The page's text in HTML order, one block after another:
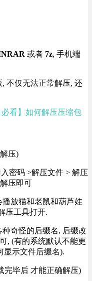
或者 7z, 手机端
不仅无法正常解压, 还
必看】如何解压压缩包
压)
密码 >解压文件 > 解压
压即可
播放猫和老鼠和葫芦娃
压工具打开.
奇怪的后缀名, 后缀改
, (有的系统默认不能更
显示文件后缀名).
完毕后 才能正确解压)